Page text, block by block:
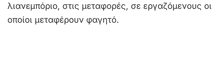
λιανεμπόριο, στις μεταφορές, σε εργαζόμενους οι
οποίοι μεταφέρουν φαγητό.